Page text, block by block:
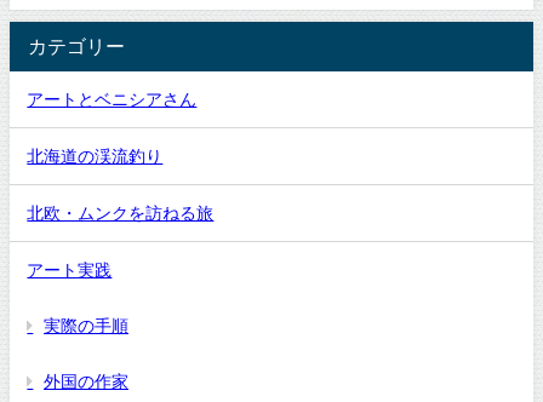
カテゴリー
アートとベニシアさん
北海道の渓流釣り
北欧・ムンクを訪ねる旅
アート実践
実際の手順
外国の作家